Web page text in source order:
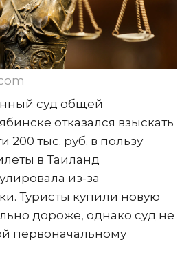
суд общей
отказался взыскать
200 тыс. руб. в пользу
в Таиланд
из-за
Туристы купили новую
дороже, однако суд не
первоначальному